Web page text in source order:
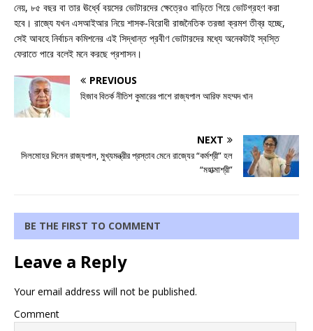
নেয়, ৮৫ বছর বা তার ঊর্ধ্বে বয়সের ভোটারদের ক্ষেত্রেও বাড়িতে গিয়ে ভোটগ্রহণ করা
হবে। রাজ্যে যখন এসআইআর নিয়ে শাসক-বিরোধী রাজনৈতিক তরজা ক্রমশ তীব্র হচ্ছে,
সেই আবহে নির্বাচন কমিশনের এই সিদ্ধান্ত প্রবীণ ভোটারদের মধ্যে অনেকটাই স্বস্তি
ফেরাতে পারে বলেই মনে করছে প্রশাসন।
PREVIOUS
হিজাব বিতর্ক নীতিশ কুমারের পাশে রাজ্যপাল আরিফ মহম্মদ খান
NEXT
সিলমোহর দিলেন রাজ্যপাল, মুখ্যমন্ত্রীর প্রস্তাব মেনে রাজ্যের “কর্মশ্রী” হল
“মহাত্মাশ্রী”
BE THE FIRST TO COMMENT
Leave a Reply
Your email address will not be published.
Comment